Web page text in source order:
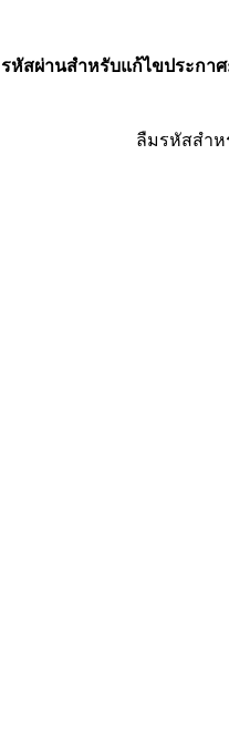
รหัสผ่านสำหรับแก้ไขประกาศ
ลืมรหัสสำ